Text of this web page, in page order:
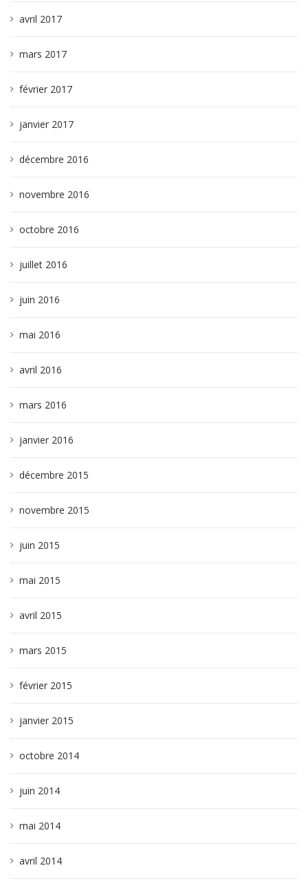
avril 2017
mars 2017
février 2017
janvier 2017
décembre 2016
novembre 2016
octobre 2016
juillet 2016
juin 2016
mai 2016
avril 2016
mars 2016
janvier 2016
décembre 2015
novembre 2015
juin 2015
mai 2015
avril 2015
mars 2015
février 2015
janvier 2015
octobre 2014
juin 2014
mai 2014
avril 2014